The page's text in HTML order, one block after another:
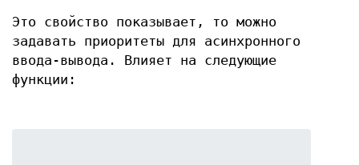
Это свойство показывает, то можно
задавать приоритеты для асинхронного
ввода-вывода. Влияет на следующие
функции: